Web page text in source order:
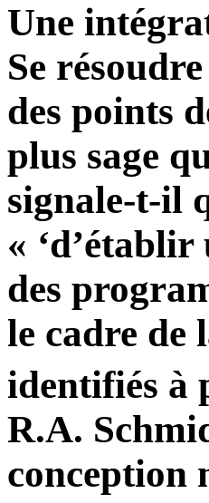
Une
Se
des points
plus sage
signale-t-il
«
des
le cadre de
identifiés à
R.A.
conception